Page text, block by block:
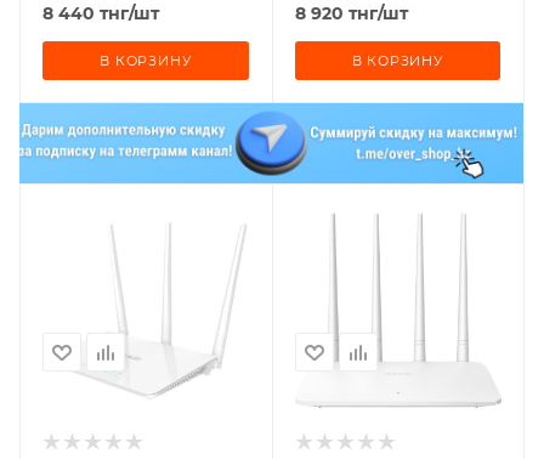
8 440 тнг/шт
В КОРЗИНУ
8 920 тнг/шт
В КОРЗИНУ